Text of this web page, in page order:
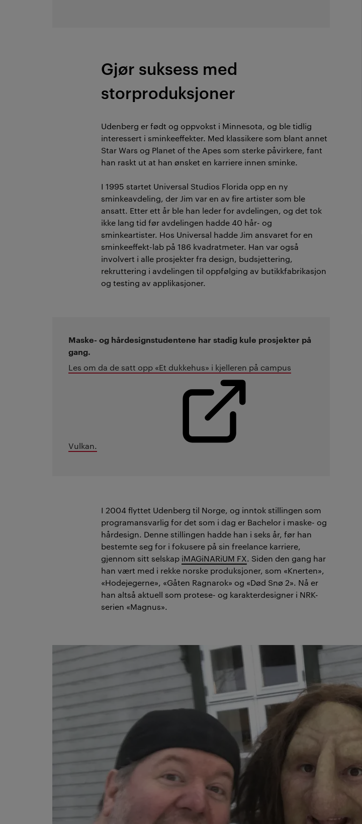
Gjør suksess med
storproduksjoner
Udenberg er født og oppvokst i Minnesota, og ble tidlig
interessert i sminkeeffekter. Med klassikere som blant annet
Star Wars og Planet of the Apes som sterke påvirkere, fant
han raskt ut at han ønsket en karriere innen sminke.
I 1995 startet Universal Studios Florida opp en ny
sminkeavdeling, der Jim var en av fire artister som ble
ansatt. Etter ett år ble han leder for avdelingen, og det tok
ikke lang tid før avdelingen hadde 40 hår- og
sminkeartister. Hos Universal hadde Jim ansvaret for en
sminkeeffekt-lab på 186 kvadratmeter. Han var også
involvert i alle prosjekter fra design, budsjettering,
rekruttering i avdelingen til oppfølging av butikkfabrikasjon
og testing av applikasjoner.
Maske- og hårdesignstudentene har stadig kule prosjekter på
gang.
Les om da de satt opp «Et dukkehus» i kjelleren på campus
Vulkan.
I 2004 flyttet Udenberg til Norge, og inntok stillingen som
programansvarlig for det som i dag er Bachelor i maske- og
hårdesign. Denne stillingen hadde han i seks år, før han
bestemte seg for i fokusere på sin freelance karriere,
gjennom sitt selskap iMAGiNARiUM FX. Siden den gang har
han vært med i rekke norske produksjoner, som «Knerten»,
«Hodejegerne», «Gåten Ragnarok» og «Død Snø 2». Nå er
han altså aktuell som protese- og karakterdesigner i NRK-
serien «Magnus».